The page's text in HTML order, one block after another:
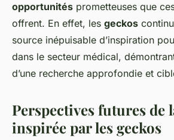
opportunités prometteuses que
offrent. En effet, les geckos
source inépuisable d’inspiration
dans le secteur médical,
d’une recherche approfondie et
Perspectives futures de
inspirée par les geckos